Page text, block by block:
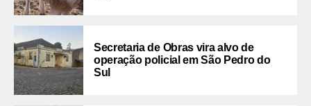
Secretaria de Obras vira alvo de
operação policial em São Pedro do
Sul